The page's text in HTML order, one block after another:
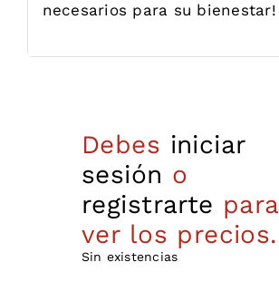
necesarios para su bienestar!
Debes iniciar
sesión o
registrarte para
ver los precios.
Sin existencias